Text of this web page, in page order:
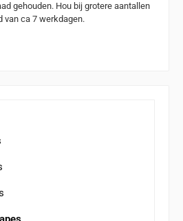
gehouden. Hou bij grotere aantallen
van ca 7 werkdagen.